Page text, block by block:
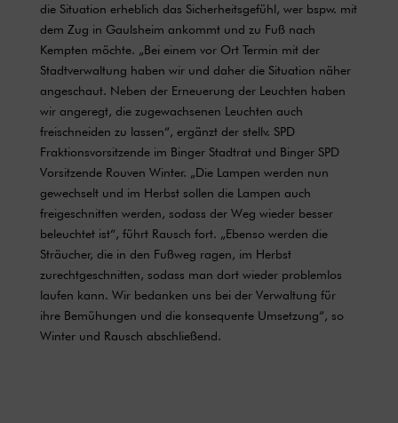
die Situation erheblich das Sicherheitsgefühl, wer bspw. mit
dem Zug in Gaulsheim ankommt und zu Fuß nach
Kempten möchte. „Bei einem vor Ort Termin mit der
Stadtverwaltung haben wir und daher die Situation näher
angeschaut. Neben der Erneuerung der Leuchten haben
wir angeregt, die zugewachsenen Leuchten auch
freischneiden zu lassen“, ergänzt der stellv. SPD
Fraktionsvorsitzende im Binger Stadtrat und Binger SPD
Vorsitzende Rouven Winter. „Die Lampen werden nun
gewechselt und im Herbst sollen die Lampen auch
freigeschnitten werden, sodass der Weg wieder besser
beleuchtet ist“, führt Rausch fort. „Ebenso werden die
Sträucher, die in den Fußweg ragen, im Herbst
zurechtgeschnitten, sodass man dort wieder problemlos
laufen kann. Wir bedanken uns bei der Verwaltung für
ihre Bemühungen und die konsequente Umsetzung“, so
Winter und Rausch abschließend.